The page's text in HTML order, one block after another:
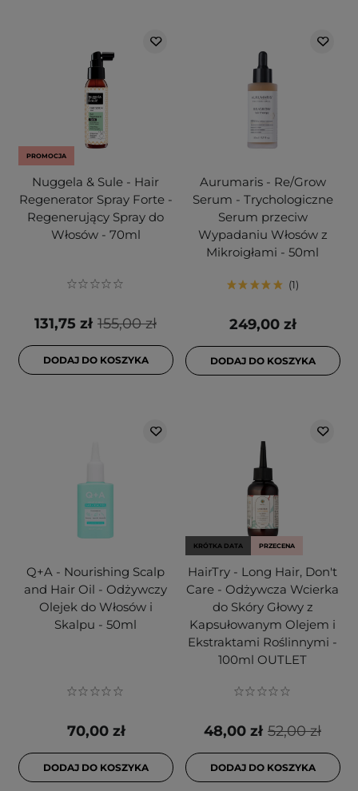
PROMOCJA
Nuggela & Sule - Hair
Regenerator Spray Forte -
Regenerujący Spray do
Włosów - 70ml
155,00 zł
131,75 zł
DODAJ DO KOSZYKA
Aurumaris - Re/Grow
Serum - Trychologiczne
Serum przeciw
Wypadaniu Włosów z
Mikroigłami - 50ml
1
249,00 zł
DODAJ DO KOSZYKA
Q+A - Nourishing Scalp
and Hair Oil - Odżywczy
Olejek do Włosów i
Skalpu - 50ml
70,00 zł
DODAJ DO KOSZYKA
KRÓTKA DATA PRZECENA
HairTry - Long Hair, Don't
Care - Odżywcza Wcierka
do Skóry Głowy z
Kapsułowanym Olejem i
Ekstraktami Roślinnymi -
100ml OUTLET
52,00 zł
48,00 zł
DODAJ DO KOSZYKA